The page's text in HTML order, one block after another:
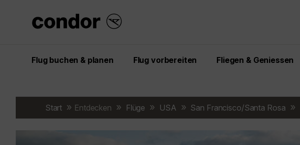
Flug buchen & planen Flug vorbereiten Fliegen & Geniessen
Start Entdecken Flüge USA San Francisco/Santa Rosa